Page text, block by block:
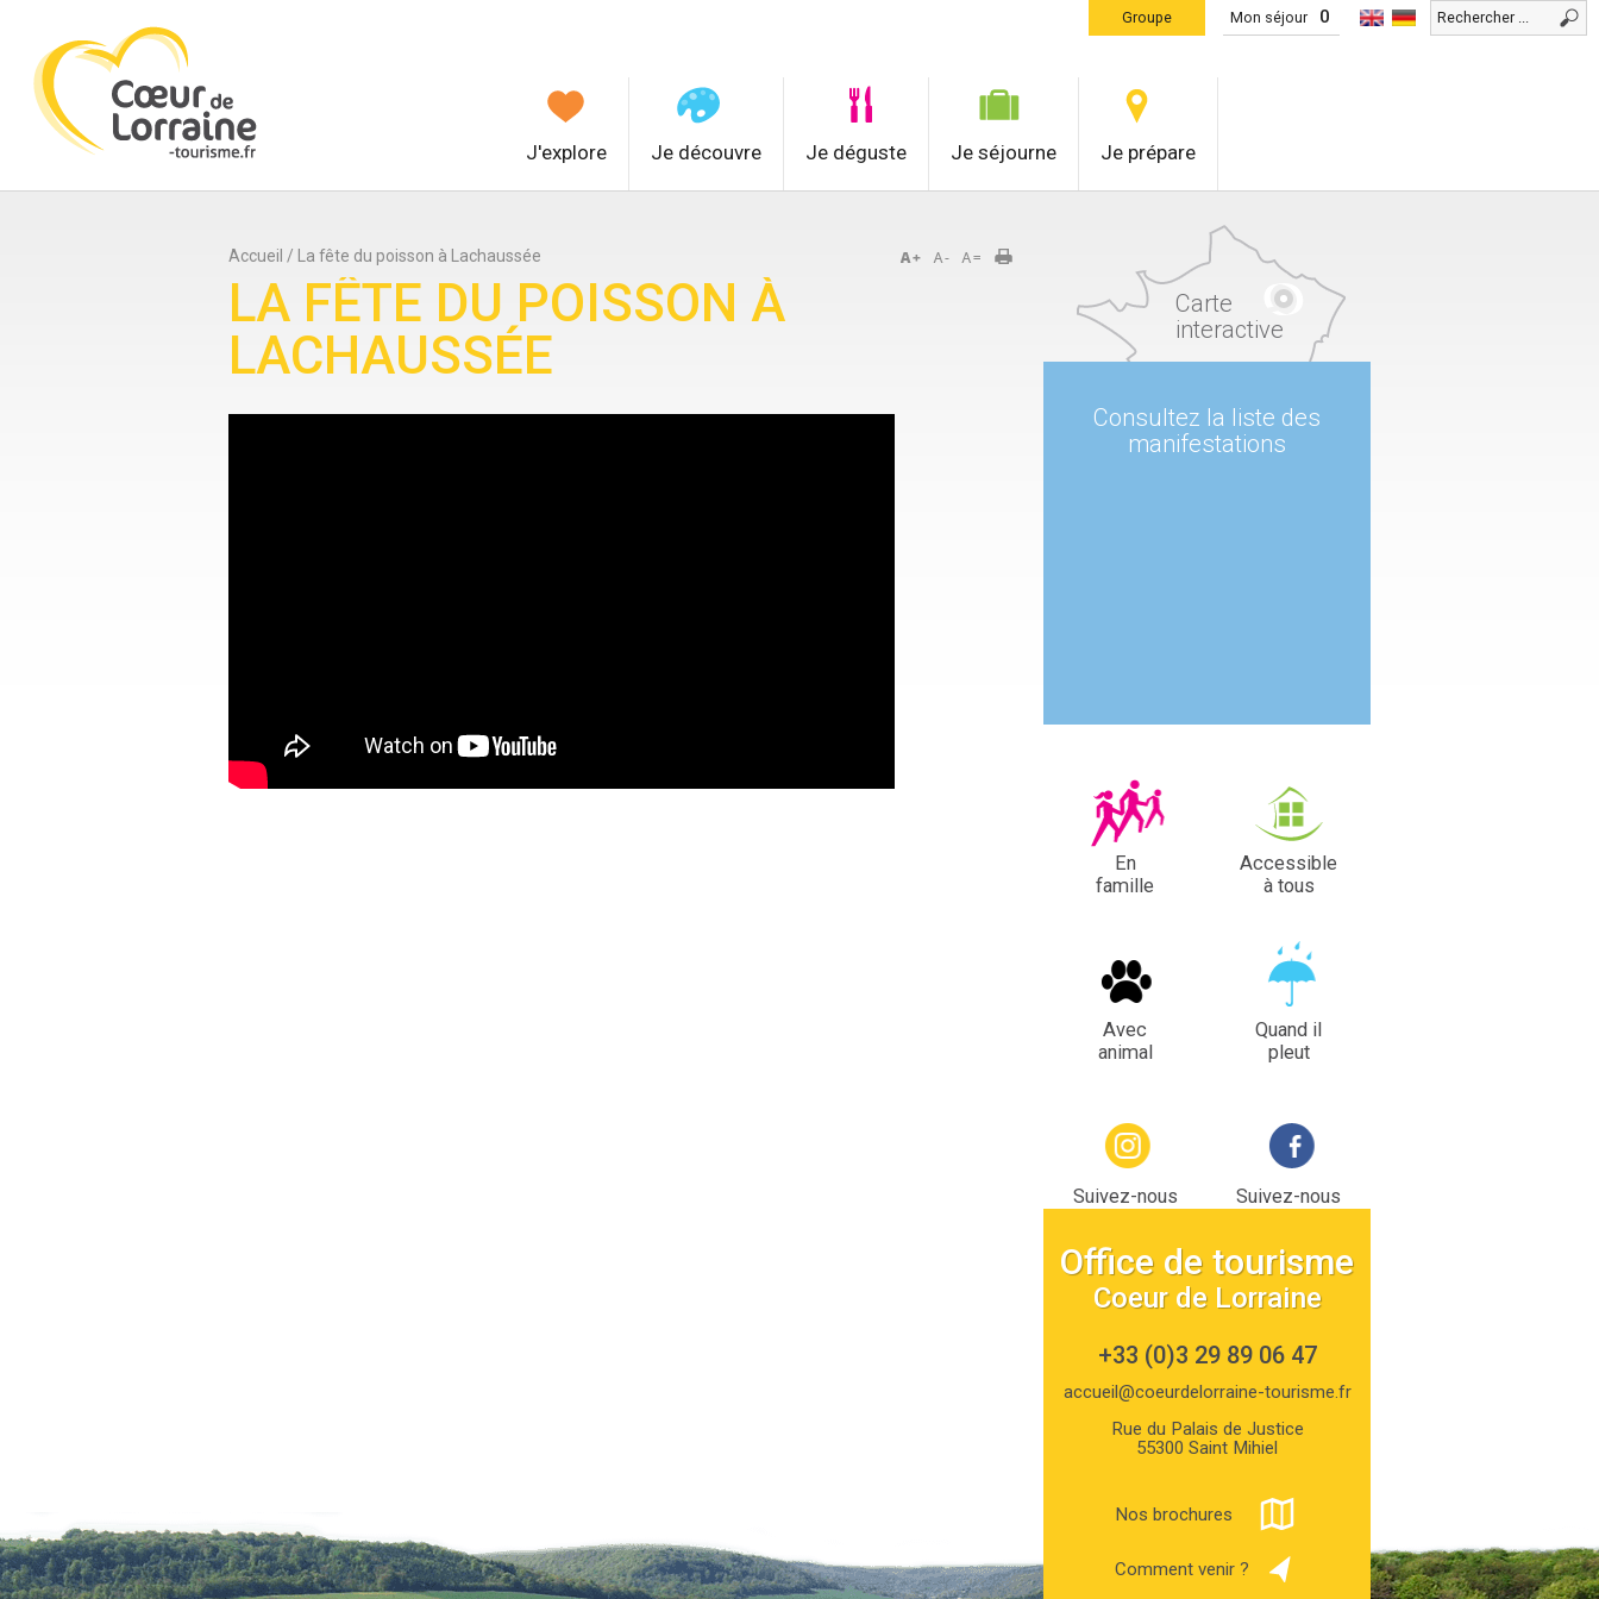
Mon séjour 0
Groupe
J'explore Je découvre Je déguste Je séjourne Je prépare
Accueil / La fête du poisson à Lachaussée
LA FÊTE DU POISSON À
LACHAUSSÉE
Carte
interactive
Consultez la liste des
manifestations
En
famille
Accessible
à tous
Avec
animal
Quand il
pleut
Suivez-nous
Suivez-nous
Office de tourisme
Coeur de Lorraine
+33 (0)3 29 89 06 47
accueil@coeurdelorraine-tourisme.fr
Rue du Palais de Justice
55300 Saint Mihiel
Nos brochures
Comment venir ?